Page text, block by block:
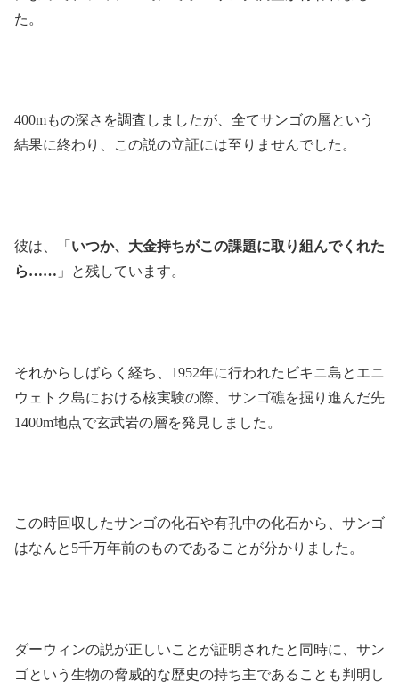
た。
400mもの深さを調査しましたが、全てサンゴの層という
結果に終わり、この説の立証には至りませんでした。
彼は、「 いつか、大金持ちがこの課題に取り組んでくれた
ら…… 」と残しています。
それからしばらく経ち、1952年に行われたビキニ島とエニ
ウェトク島における核実験の際、サンゴ礁を掘り進んだ先
1400m地点で玄武岩の層を発見しました。
この時回収したサンゴの化石や有孔中の化石から、サンゴ
はなんと5千万年前のものであることが分かりました。
ダーウィンの説が正しいことが証明されたと同時に、サン
ゴという生物の脅威的な歴史の持ち主であることも判明し